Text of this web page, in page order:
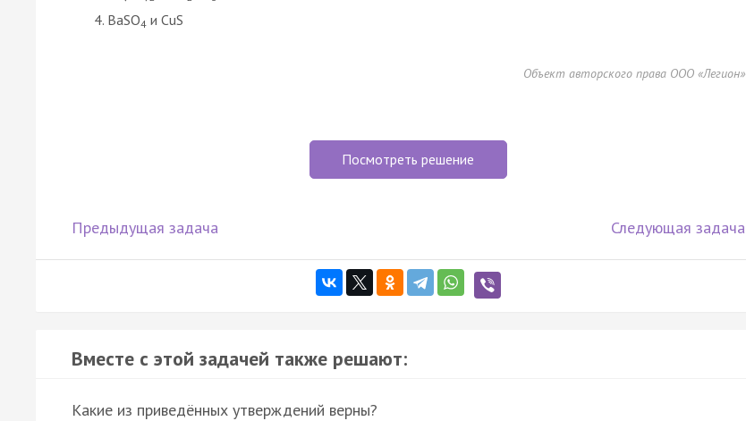
BaSO4 и CuS
Объект авторского права ООО «Легион»
Посмотреть решение
Предыдущая задача Следующая задача
Вместе с этой задачей также решают:
Какие из приведённых утверждений верны?